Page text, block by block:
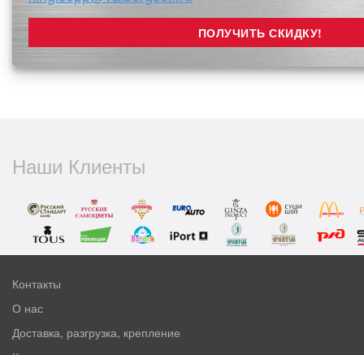
Наши Клиенты
Контакты
О нас
Доставка, разгрузка, крепление